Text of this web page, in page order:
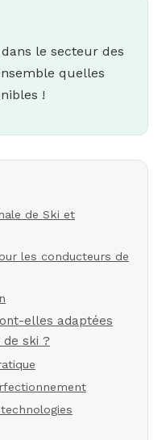
le secteur des
quelles
!
de Ski et
les conducteurs de
elles adaptées
de ski ?